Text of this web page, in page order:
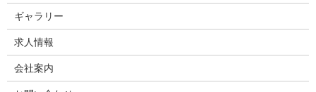
ギャラリー
求人情報
会社案内